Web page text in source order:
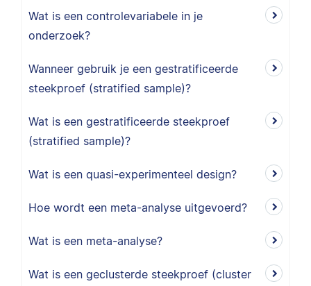
Wat is een controlevariabele in je
onderzoek?
Wanneer gebruik je een gestratificeerde
steekproef (stratified sample)?
Wat is een gestratificeerde steekproef
(stratified sample)?
Wat is een quasi-experimenteel design?
Hoe wordt een meta-analyse uitgevoerd?
Wat is een meta-analyse?
Wat is een geclusterde steekproef (cluster